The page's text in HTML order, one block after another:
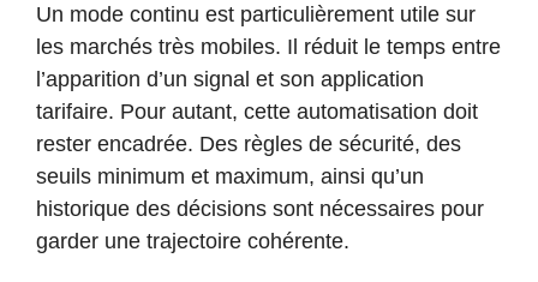
Un mode continu est particulièrement utile sur
les marchés très mobiles. Il réduit le temps entre
l’apparition d’un signal et son application
tarifaire. Pour autant, cette automatisation doit
rester encadrée. Des règles de sécurité, des
seuils minimum et maximum, ainsi qu’un
historique des décisions sont nécessaires pour
garder une trajectoire cohérente.